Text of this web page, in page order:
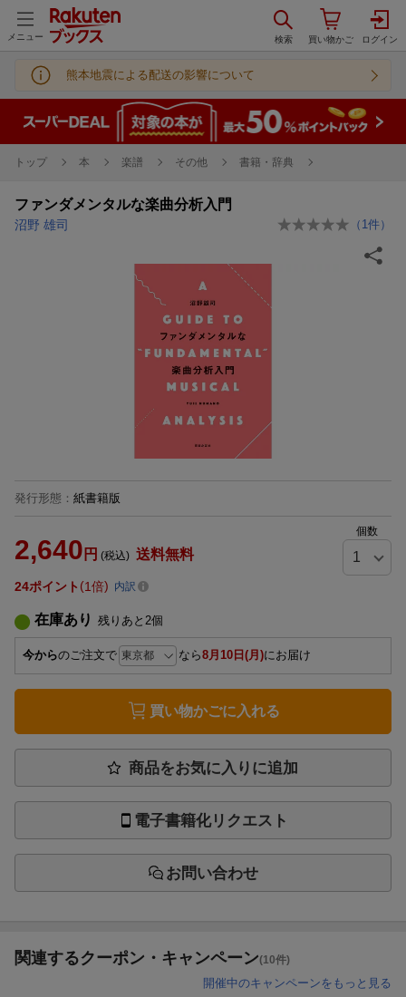
メニュー
熊本地震による配送の影響について
トップ 本 楽譜 その他 書籍・辞典
ファンダメンタルな楽曲分析入門
沼野 雄司 （ 1 件）
発行形態 ： 紙書籍版
2,640 円 (税込) 送料無料
個数
24ポイント 1倍 内訳
在庫あり 残りあと 2個
今からのご注文で なら8月10日(月)にお届け
買い物かごに入れる
商品をお気に入りに追加
電子書籍化リクエスト
お問い合わせ
関連するクーポン・キャンペーン(10件)
開催中のキャンペーンをもっと見る